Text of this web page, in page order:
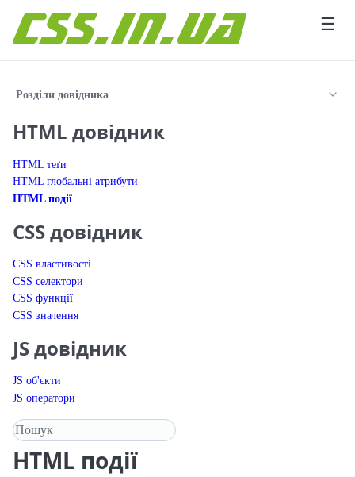
☰
Розділи довідника
HTML довідник
HTML теґи
HTML глобальні атрибути
HTML події
CSS довідник
CSS властивості
CSS селектори
CSS функції
CSS значення
JS довідник
JS об'єкти
JS оператори
Пошук у довіднику
HTML події